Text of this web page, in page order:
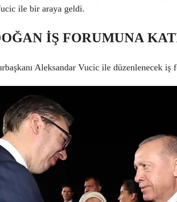
ile bir araya geldi.
İŞ FORUMUNA
Aleksandar Vucic ile düzenlenecek iş